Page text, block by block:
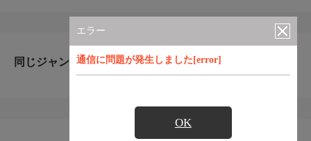
エラー
通信に問題が発生しました[error]
OK
同じジャンルのおすすめ番組